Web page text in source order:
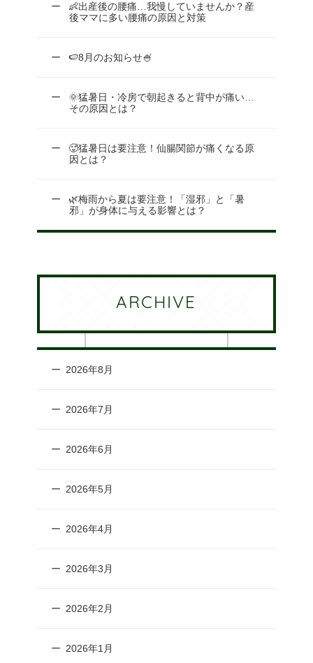
👶出産後の腰痛…我慢していませんか？産
後ママに多い腰痛の原因と対策
🍉8月のお知らせ🍧
🌞猛暑日・冷房で朝起きると背中が痛い…
その原因とは？
🥵猛暑日は要注意！仙腸関節が痛くなる原
因とは？
🌿梅雨から夏は要注意！「湿邪」と「暑
邪」が身体に与える影響とは？
ARCHIVE
2026年8月
2026年7月
2026年6月
2026年5月
2026年4月
2026年3月
2026年2月
2026年1月